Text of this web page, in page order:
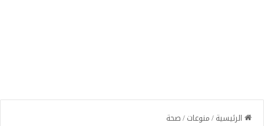
الرئيسية/منوعات/صحة